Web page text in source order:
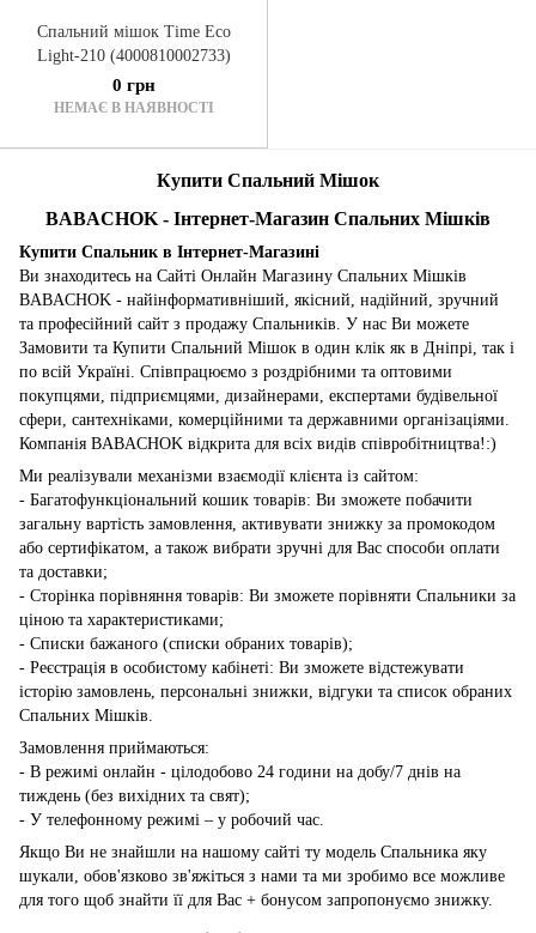
Спальний мішок Time Eco
Light-210 (4000810002733)
0 грн
НЕМАЄ В НАЯВНОСТІ
Купити Спальний Мішок
BABACHOK - Інтернет-Магазин Спальних Мішків
Купити Спальник в Інтернет-Магазині
Ви знаходитесь на Сайті Онлайн Магазину Спальних Мішків
BABACHOK - найінформативніший, якісний, надійний, зручний
та професійний сайт з продажу Спальників. У нас Ви можете
Замовити та Купити Спальний Мішок в один клік як в Дніпрі, так і
по всій Україні. Співпрацюємо з роздрібними та оптовими
покупцями, підприємцями, дизайнерами, експертами будівельної
сфери, сантехніками, комерційними та державними організаціями.
Компанія BABACHOK відкрита для всіх видів співробітництва!:)
Ми реалізували механізми взаємодії клієнта із сайтом:
- Багатофункціональний кошик товарів: Ви зможете побачити
загальну вартість замовлення, активувати знижку за промокодом
або сертифікатом, а також вибрати зручні для Вас способи оплати
та доставки;
- Сторінка порівняння товарів: Ви зможете порівняти Спальники за
ціною та характеристиками;
- Списки бажаного (списки обраних товарів);
- Реєстрація в особистому кабінеті: Ви зможете відстежувати
історію замовлень, персональні знижки, відгуки та список обраних
Спальних Мішків.
Замовлення приймаються:
- В режимі онлайн - цілодобово 24 години на добу/7 днів на
тиждень (без вихідних та свят);
- У телефонному режимі – у робочий час.
Якщо Ви не знайшли на нашому сайті ту модель Спальника яку
шукали, обов'язково зв'яжіться з нами та ми зробимо все можливе
для того щоб знайти її для Вас + бонусом запропонуємо знижку.